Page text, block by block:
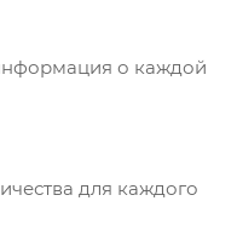
о каждой
для каждого